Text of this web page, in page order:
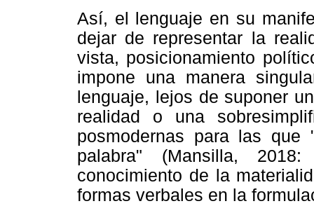
Así, el lenguaje en su
dejar de representar la
vista, posicionamiento
impone una manera
lenguaje, lejos de suponer
realidad o una
posmodernas para las
palabra" (Mansilla,
conocimiento de la
formas verbales en la